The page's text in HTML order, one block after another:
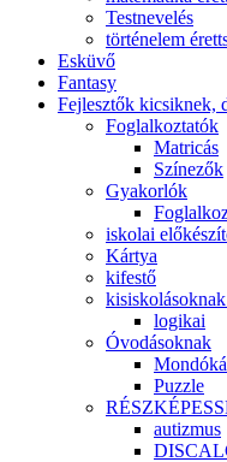
Testnevelés
történelem
Esküvő
Fantasy
Fejlesztők kicsiknek,
Foglalkoztatók
Matricás
Színezők
Gyakorlók
iskolai
Kártya
kifestő
logikai
Óvodásoknak
Puzzle
autizmus